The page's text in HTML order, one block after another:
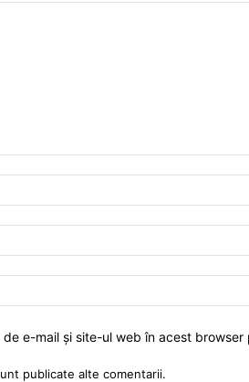
de e-mail și site-ul web în acest
publicate alte comentarii.